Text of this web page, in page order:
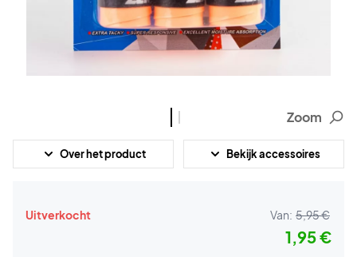
Zoom
Over het product Bekijk accessoires
Uitverkocht Van: 5,95 €
1,95 €